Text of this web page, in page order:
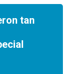
tan